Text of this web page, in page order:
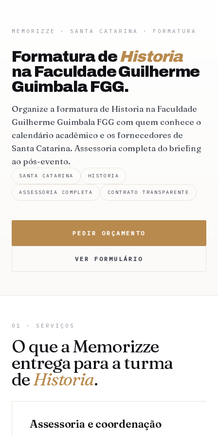
MEMORIZZE · SANTA CATARINA · FORMATURA
Formatura deHistoria
na Faculdade Guilherme
Guimbala FGG.
Organize a formatura de Historia na Faculdade
Guilherme Guimbala FGG com quem conhece o
calendário acadêmico e os fornecedores de
Santa Catarina. Assessoria completa do briefing
ao pós-evento.
SANTA CATARINA HISTORIA
ASSESSORIA COMPLETA CONTRATO TRANSPARENTE
PEDIR ORÇAMENTO
VER FORMULÁRIO
01 · SERVIÇOS
O que a Memorizze
entrega para a turma
deHistoria.
Assessoria e coordenação